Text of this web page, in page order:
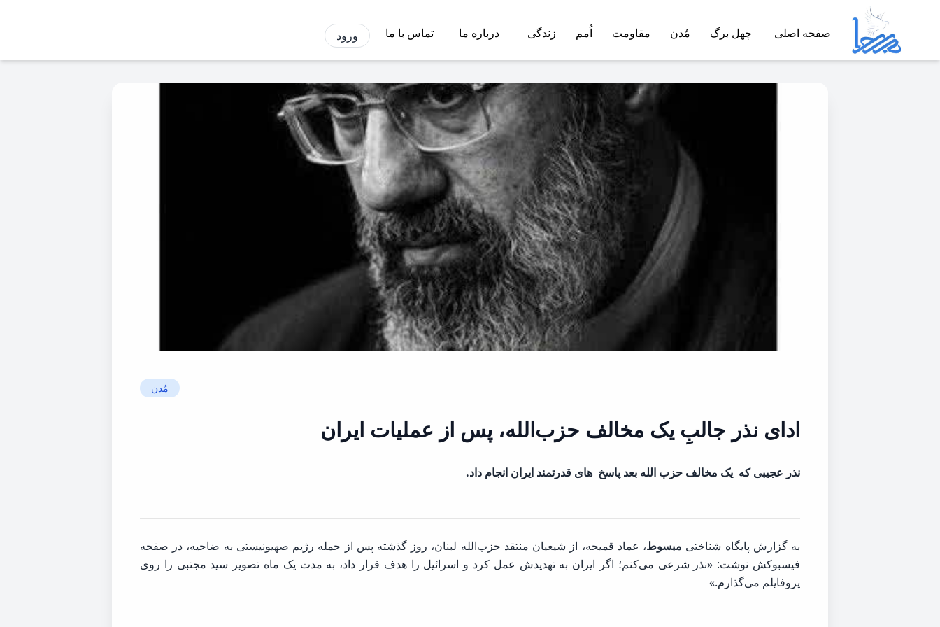
صفحه اصلی چهل برگ مُدن مقاومت اُمم زندگی درباره ما تماس با ما ورود
مُدن
ادای نذر جالبِ یک مخالف حزب‌الله، پس از عملیات ایران
نذر عجیبی که یک مخالف حزب الله بعد پاسخ های قدرتمند ایران انجام داد.
به گزارش پایگاه شناختی مبسوط، عماد قمیحه، از شیعیان منتقد حزب‌الله لبنان، روز گذشته پس از حمله رژیم صهیونیستی به ضاحیه، در صفحه
فیسبوکش نوشت: «نذر شرعی می‌کنم؛ اگر ایران به تهدیدش عمل کرد و اسرائیل را هدف قرار داد، به مدت یک ماه تصویر سید مجتبی را روی
پروفایلم می‌گذارم.»